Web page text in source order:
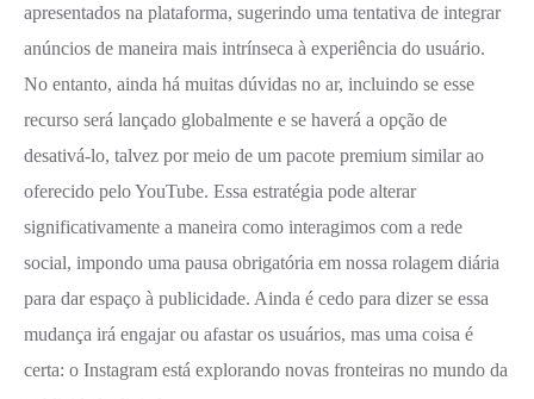
apresentados na plataforma, sugerindo uma tentativa de integrar
anúncios de maneira mais intrínseca à experiência do usuário.
No entanto, ainda há muitas dúvidas no ar, incluindo se esse
recurso será lançado globalmente e se haverá a opção de
desativá-lo, talvez por meio de um pacote premium similar ao
oferecido pelo YouTube. Essa estratégia pode alterar
significativamente a maneira como interagimos com a rede
social, impondo uma pausa obrigatória em nossa rolagem diária
para dar espaço à publicidade. Ainda é cedo para dizer se essa
mudança irá engajar ou afastar os usuários, mas uma coisa é
certa: o Instagram está explorando novas fronteiras no mundo da